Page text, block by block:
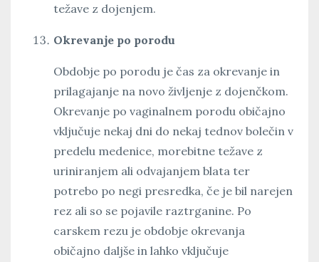
težave z dojenjem.
Okrevanje po porodu
Obdobje po porodu je čas za okrevanje in
prilagajanje na novo življenje z dojenčkom.
Okrevanje po vaginalnem porodu običajno
vključuje nekaj dni do nekaj tednov bolečin v
predelu medenice, morebitne težave z
uriniranjem ali odvajanjem blata ter
potrebo po negi presredka, če je bil narejen
rez ali so se pojavile raztrganine. Po
carskem rezu je obdobje okrevanja
običajno daljše in lahko vključuje